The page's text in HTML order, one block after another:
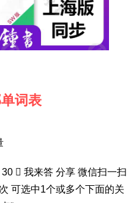
词表
 我来答 分享 微信扫一扫
可选中1个或多个下面的关